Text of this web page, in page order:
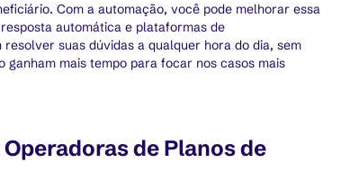
Com a automação, você pode melhorar essa
automática e plataformas de
suas dúvidas a qualquer hora do dia, sem
ganham mais tempo para focar nos casos mais
de Planos de